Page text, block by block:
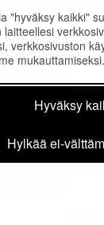
"hyväksy kaikki"
verkkosivuston
mukauttamiseksi.
Hyväksy
Hylkää ei-
katsomia